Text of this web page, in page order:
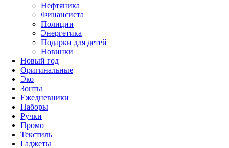
Нефтяника
Финансиста
Полиции
Энергетика
Подарки для детей
Новинки
Новый год
Оригинальные
Эко
Зонты
Ежедневники
Наборы
Ручки
Промо
Текстиль
Гаджеты